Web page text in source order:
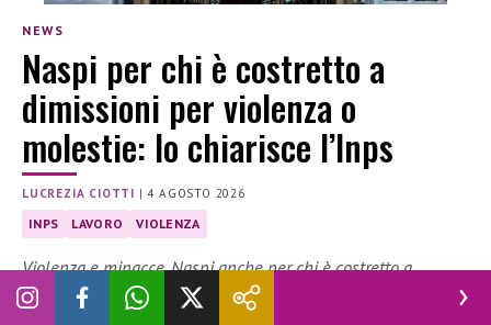
NEWS
Naspi per chi è costretto a
dimissioni per violenza o
molestie: lo chiarisce l’Inps
LUCREZIA CIOTTI |4 AGOSTO 2026
INPS LAVORO VIOLENZA
Violenza e minacce, Naspi anche per chi è costretto a
dimettersi: l’Inps riconosce la tutela economica.